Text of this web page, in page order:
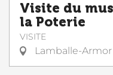
Visite du
la Poterie
VISITE
Lamballe-Armor